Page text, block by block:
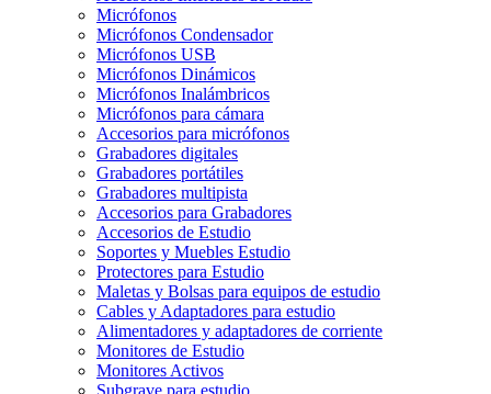
Micrófonos
Micrófonos Condensador
Micrófonos USB
Micrófonos Dinámicos
Micrófonos Inalámbricos
Micrófonos para cámara
Accesorios para micrófonos
Grabadores digitales
Grabadores portátiles
Grabadores multipista
Accesorios para Grabadores
Accesorios de Estudio
Soportes y Muebles Estudio
Protectores para Estudio
Maletas y Bolsas para equipos de estudio
Cables y Adaptadores para estudio
Alimentadores y adaptadores de corriente
Monitores de Estudio
Monitores Activos
Subgrave para estudio